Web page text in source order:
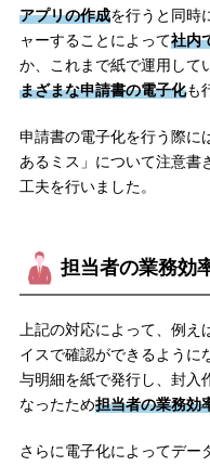
アプリの作成を行うと同時
ャーすることによって社内
か、これまで紙で運用して
まざまな申請書の電子化も
申請書の電子化を行う際に
あるミス」について注意書
工夫を行いました。
担当者の業務効
上記の対応によって、例
イスで確認ができるように
与明細を紙で発行し、封入
なったため担当者の業務効
さらに電子化によってデー